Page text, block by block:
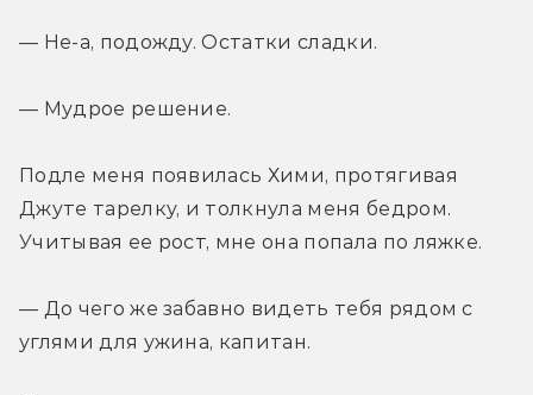
— Не-а, подожду. Остатки сладки.
— Мудрое решение.
Подле меня появилась Хими, протягивая
Джуте тарелку, и толкнула меня бедром.
Учитывая ее рост, мне она попала по ляжке.
— До чего же забавно видеть тебя рядом с
углями для ужина, капитан.